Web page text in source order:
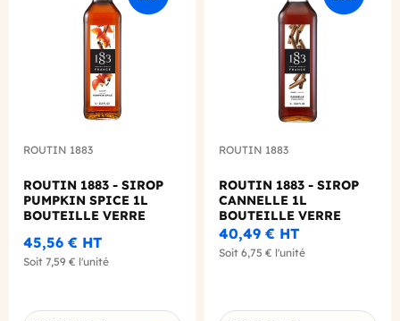
ROUTIN 1883
ROUTIN 1883 - SIROP
PUMPKIN SPICE 1L
BOUTEILLE VERRE
45,56 € HT
Soit 7,59 € l'unité
ROUTIN 1883
ROUTIN 1883 - SIROP
CANNELLE 1L
BOUTEILLE VERRE
40,49 € HT
Soit 6,75 € l'unité